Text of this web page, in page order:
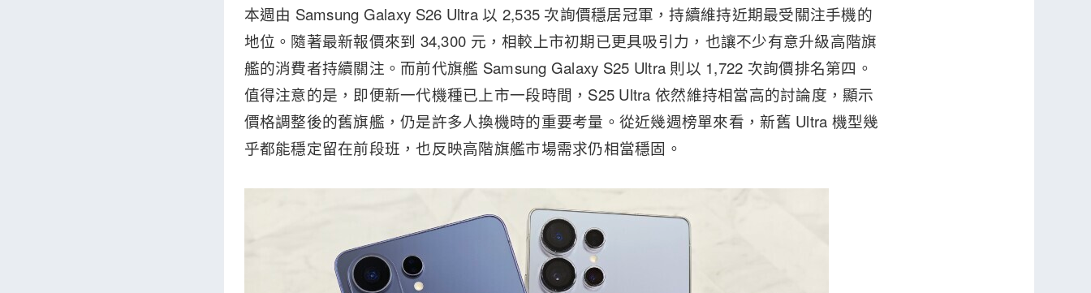
本週由 Samsung Galaxy S26 Ultra 以 2,535 次詢價穩居冠軍，持續維持近期最受關注手機的
地位。隨著最新報價來到 34,300 元，相較上市初期已更具吸引力，也讓不少有意升級高階旗
艦的消費者持續關注。而前代旗艦 Samsung Galaxy S25 Ultra 則以 1,722 次詢價排名第四。
值得注意的是，即便新一代機種已上市一段時間，S25 Ultra 依然維持相當高的討論度，顯示
價格調整後的舊旗艦，仍是許多人換機時的重要考量。從近幾週榜單來看，新舊 Ultra 機型幾
乎都能穩定留在前段班，也反映高階旗艦市場需求仍相當穩固。